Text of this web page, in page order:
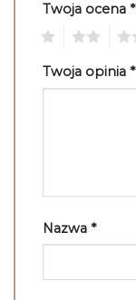
Twoja ocena *
Twoja opinia *
Nazwa *